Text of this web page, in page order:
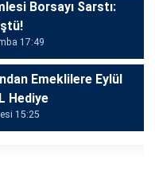
Borsayı Sarstı:
17:49
Emeklilere Eylül
Hediye
15:25